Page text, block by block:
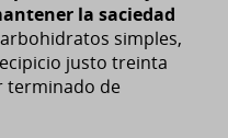
la saciedad
simples,
justo treinta
terminado de